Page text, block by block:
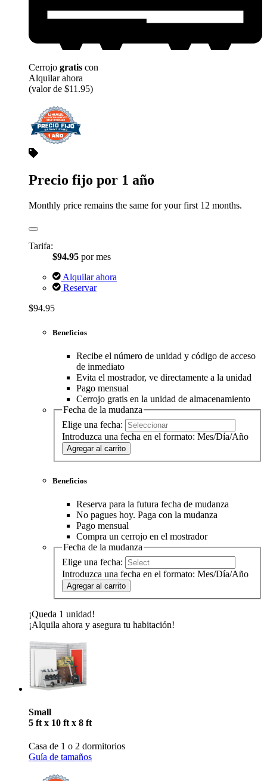
Cerrojo gratis con
Alquilar ahora
(valor de $11.95)
Precio fijo por 1 año
Monthly price remains the same for your first 12 months.
Tarifa:
$94.95 por mes
Alquilar ahora
Reservar
$94.95
Beneficios
Recibe el número de unidad y código de acceso
de inmediato
Evita el mostrador, ve directamente a la unidad
Pago mensual
Cerrojo gratis en la unidad de almacenamiento
Fecha de la mudanza
Elige una fecha:
Introduzca una fecha en el formato: Mes/Día/Año
Agregar al carrito
Beneficios
Reserva para la futura fecha de mudanza
No pagues hoy. Paga con la mudanza
Pago mensual
Compra un cerrojo en el mostrador
Fecha de la mudanza
Elige una fecha:
Introduzca una fecha en el formato: Mes/Día/Año
Agregar al carrito
¡Queda 1 unidad!
¡Alquila ahora y asegura tu habitación!
Small
5 ft x 10 ft x 8 ft
Casa de 1 o 2 dormitorios
Guía de tamaños